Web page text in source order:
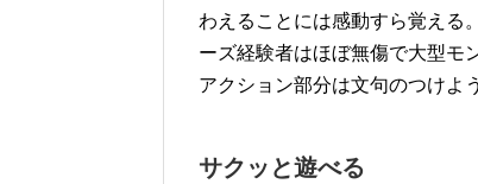
わえることには感動すら覚える
ーズ経験者はほぼ無傷で大型モ
アクション部分は文句のつけよ
サクッと遊べる